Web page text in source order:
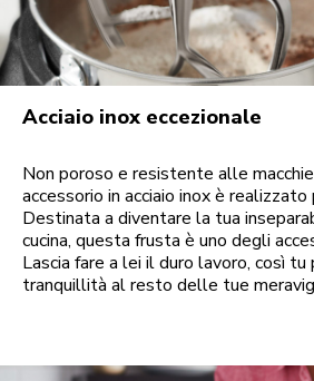
Acciaio inox eccezionale
Non poroso e resistente alle
accessorio in acciaio inox è realizzato
Destinata a diventare la tua
cucina, questa frusta è uno degli
Lascia fare a lei il duro lavoro, così
tranquillità al resto delle tue